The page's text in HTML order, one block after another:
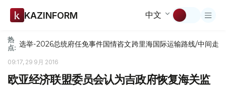
KAZINFORM 中文
热
点: 选举-2026总统府任免事件国情咨文跨里海国际运输路线/中间走廊
09:17, 29 9月 2016
欧亚经济联盟委员会认为吉政府恢复海关监